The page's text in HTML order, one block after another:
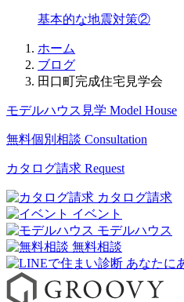
基本的な地震対策②
ホーム
ブログ
田口町完成住宅見学会
モデルハウス見学 Model House
無料個別相談 Consultation
カタログ請求 Request
カタログ請求
イベント
モデルハウス
無料相談